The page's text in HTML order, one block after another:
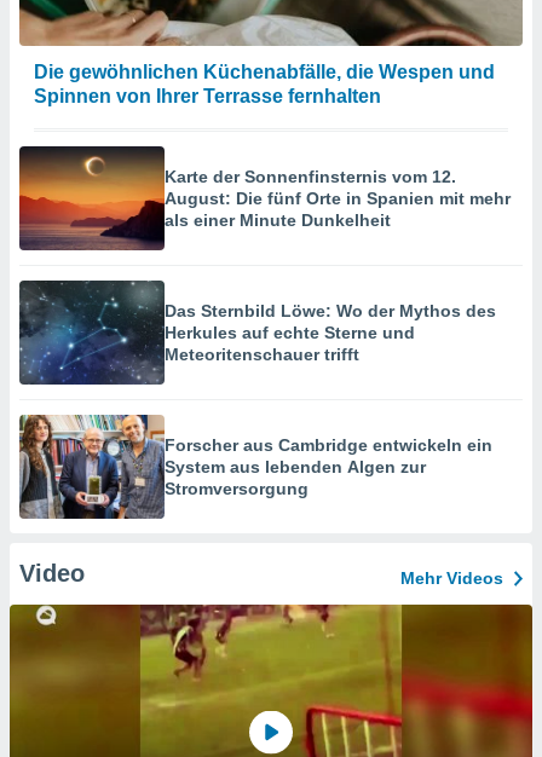
Die gewöhnlichen Küchenabfälle, die Wespen und
Spinnen von Ihrer Terrasse fernhalten
Karte der Sonnenfinsternis vom 12.
August: Die fünf Orte in Spanien mit mehr
als einer Minute Dunkelheit
Das Sternbild Löwe: Wo der Mythos des
Herkules auf echte Sterne und
Meteoritenschauer trifft
Forscher aus Cambridge entwickeln ein
System aus lebenden Algen zur
Stromversorgung
Video Mehr Videos